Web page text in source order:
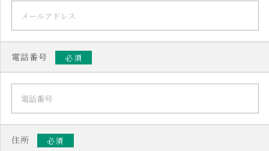
電話番号 必須
住所 必須